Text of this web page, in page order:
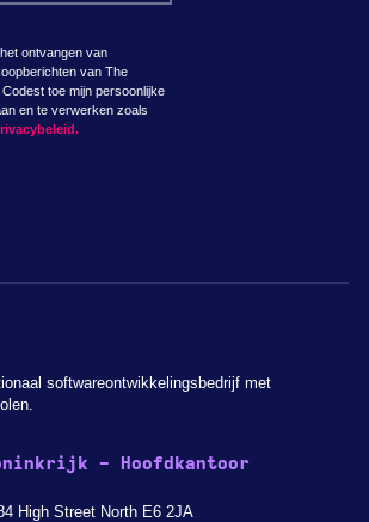
ontvangen van
van The
toe mijn persoonlijke
en te verwerken zoals
softwareontwikkelingsbedrijf met
- Hoofdkantoor
High Street North E6 2JA